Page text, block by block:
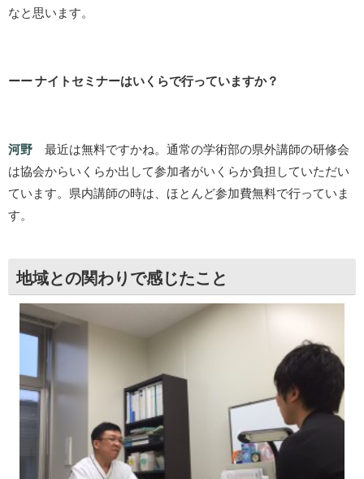
なと思います。
ーー ナイトセミナーはいくらで行っていますか？
河野
最近は無料ですかね。通常の学術部の県外講師の研修会
は協会からいくらか出して参加者がいくらか負担していただい
ています。県内講師の時は、ほとんど参加費無料で行っていま
す。
地域との関わりで感じたこと